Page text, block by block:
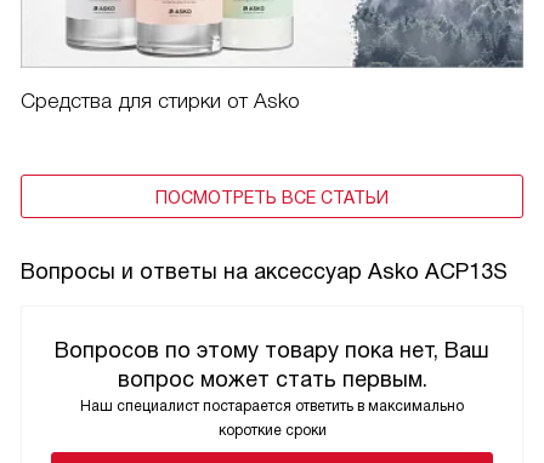
Средства для стирки от Asko
ПОСМОТРЕТЬ ВСЕ СТАТЬИ
Вопросы и ответы на аксессуар Asko ACP13S
Вопросов по этому товару пока нет, Ваш
вопрос может стать первым.
Наш специалист постарается ответить в максимально
короткие сроки